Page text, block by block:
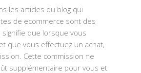
les articles du blog qui
de ecommerce sont des
signifie que lorsque vous
que vous effectuez un achat,
Cette commission ne
supplémentaire pour vous et